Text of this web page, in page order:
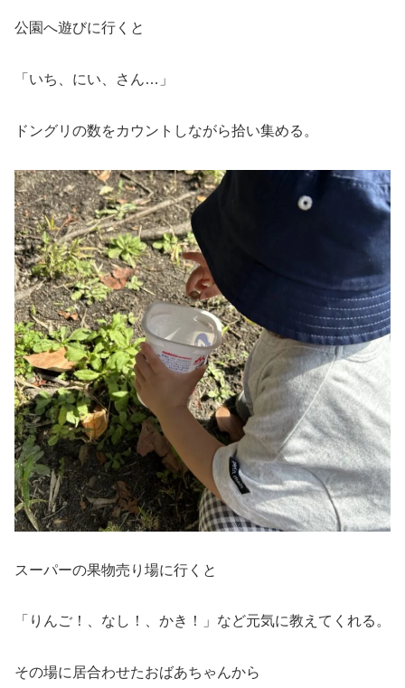
公園へ遊びに行くと
「いち、にい、さん…」
ドングリの数をカウントしながら拾い集める。
スーパーの果物売り場に行くと
「りんご！、なし！、かき！」など元気に教えてくれる。
その場に居合わせたおばあちゃんから